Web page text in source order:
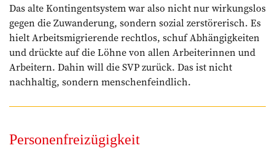
Das alte Kontingentsystem war also nicht nur wirkungslos
gegen die Zuwanderung, sondern sozial zerstörerisch. Es
hielt Arbeitsmigrierende rechtlos, schuf Abhängigkeiten
und drückte auf die Löhne von allen Arbeiterinnen und
Arbeitern. Dahin will die SVP zurück. Das ist nicht
nachhaltig, sondern menschenfeindlich.
Personenfreizügigkeit